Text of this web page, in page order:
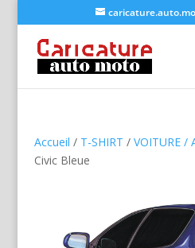
Accueil / T-SHIRT / VOITURE /
Civic Bleue